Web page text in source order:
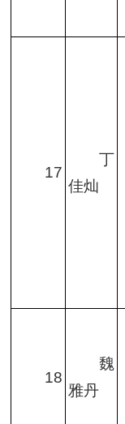
17
丁
佳灿
18
魏
雅丹